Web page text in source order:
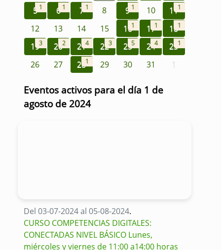
5 1 6 1 7 1 8 9 1 10 111
12 13 14 15 161 171 181
193 202 214 223 235 244 251
26 27 281 29 30 31 1
Eventos activos para el día 1 de
agosto de 2024
Del 03-07-2024 al 05-08-2024.
CURSO COMPETENCIAS DIGITALES:
CONECTADAS NIVEL BÁSICO Lunes,
miércoles y viernes de 11:00 a14:00 horas